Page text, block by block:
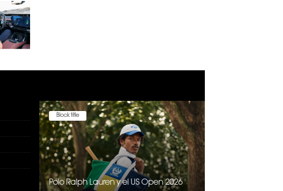
Block title
Polo Ralph Lauren y el US Open 2026